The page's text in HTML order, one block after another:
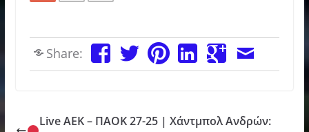
Share:
Live ΑΕΚ – ΠΑΟΚ 27-25 | Χάντμπολ Ανδρών: